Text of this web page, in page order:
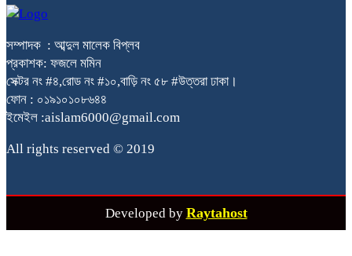
সম্পাদক : আব্দুল মালেক বিপ্লব
প্রকাশক: ফজলে মমিন
সেক্টর নং #৪,রোড নং #১০,বাড়ি নং ৫৮ #উত্তরা ঢাকা।
ফোন : ০১৯১০১০৮৬৪৪
ইমেইল :aislam6000@gmail.com
All rights reserved © 2019
Developed by Raytahost